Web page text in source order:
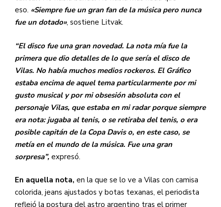
eso. «Siempre fue un gran fan de la música pero nunca
fue un dotado», sostiene Litvak.
“El disco fue una gran novedad. La nota mía fue la
primera que dio detalles de lo que sería el disco de
Vilas. No había muchos medios rockeros. El Gráfico
estaba encima de aquel tema particularmente por mi
gusto musical y por mi obsesión absoluta con el
personaje Vilas, que estaba en mi radar porque siempre
era nota: jugaba al tenis, o se retiraba del tenis, o era
posible capitán de la Copa Davis o, en este caso, se
metía en el mundo de la música. Fue una gran
sorpresa”, expresó.
En aquella nota, en la que se lo ve a Vilas con camisa
colorida, jeans ajustados y botas texanas, el periodista
reflejó la postura del astro argentino tras el primer